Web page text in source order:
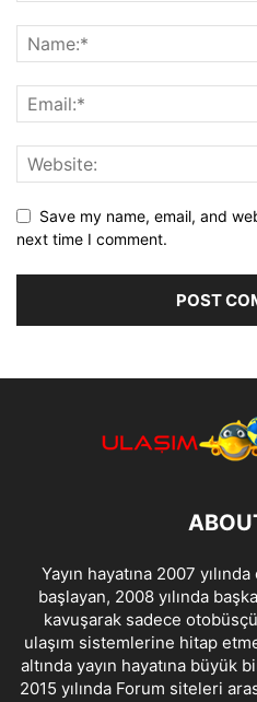
Save my name, email, and
next time I comment.
Yayın hayatına 2007
başlayan, 2008 yılında
kavuşarak sadece
ulaşım sistemlerine hitap
altında yayın hayatına büyük
2015 yılında Forum siteleri